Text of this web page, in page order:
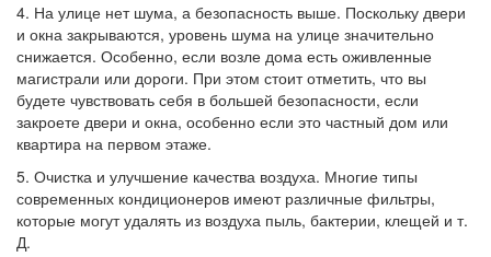
4. На улице нет шума, а безопасность выше. Поскольку двери
и окна закрываются, уровень шума на улице значительно
снижается. Особенно, если возле дома есть оживленные
магистрали или дороги. При этом стоит отметить, что вы
будете чувствовать себя в большей безопасности, если
закроете двери и окна, особенно если это частный дом или
квартира на первом этаже.
5. Очистка и улучшение качества воздуха. Многие типы
современных кондиционеров имеют различные фильтры,
которые могут удалять из воздуха пыль, бактерии, клещей и т.
Д.